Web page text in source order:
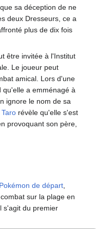
sa déception de ne
deux Dresseurs, ce a
plus de dix fois
être invitée à l'Institut
Le joueur peut
amical. Lors d'une
qu'elle a emménagé à
ignore le nom de sa
Taro révèle qu'elle s'est
provoquant son père,
Pokémon de départ
sur la plage en
Il s'agit du premier